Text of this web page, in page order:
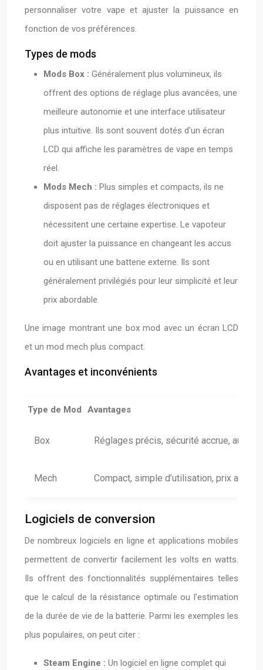
personnaliser votre vape et ajuster la puissance en
fonction de vos préférences.
Types de mods
Mods Box : Généralement plus volumineux, ils
offrent des options de réglage plus avancées, une
meilleure autonomie et une interface utilisateur
plus intuitive. Ils sont souvent dotés d’un écran
LCD qui affiche les paramètres de vape en temps
réel.
Mods Mech : Plus simples et compacts, ils ne
disposent pas de réglages électroniques et
nécessitent une certaine expertise. Le vapoteur
doit ajuster la puissance en changeant les accus
ou en utilisant une batterie externe. Ils sont
généralement privilégiés pour leur simplicité et leur
prix abordable.
Une image montrant une box mod avec un écran LCD
et un mod mech plus compact.
Avantages et inconvénients
Type de Mod Avantages
Box Réglages précis, sécurité accrue,
Mech Compact, simple d’utilisation, prix
Logiciels de conversion
De nombreux logiciels en ligne et applications mobiles
permettent de convertir facilement les volts en watts.
Ils offrent des fonctionnalités supplémentaires telles
que le calcul de la résistance optimale ou l’estimation
de la durée de vie de la batterie. Parmi les exemples les
plus populaires, on peut citer :
Steam Engine : Un logiciel en ligne complet qui